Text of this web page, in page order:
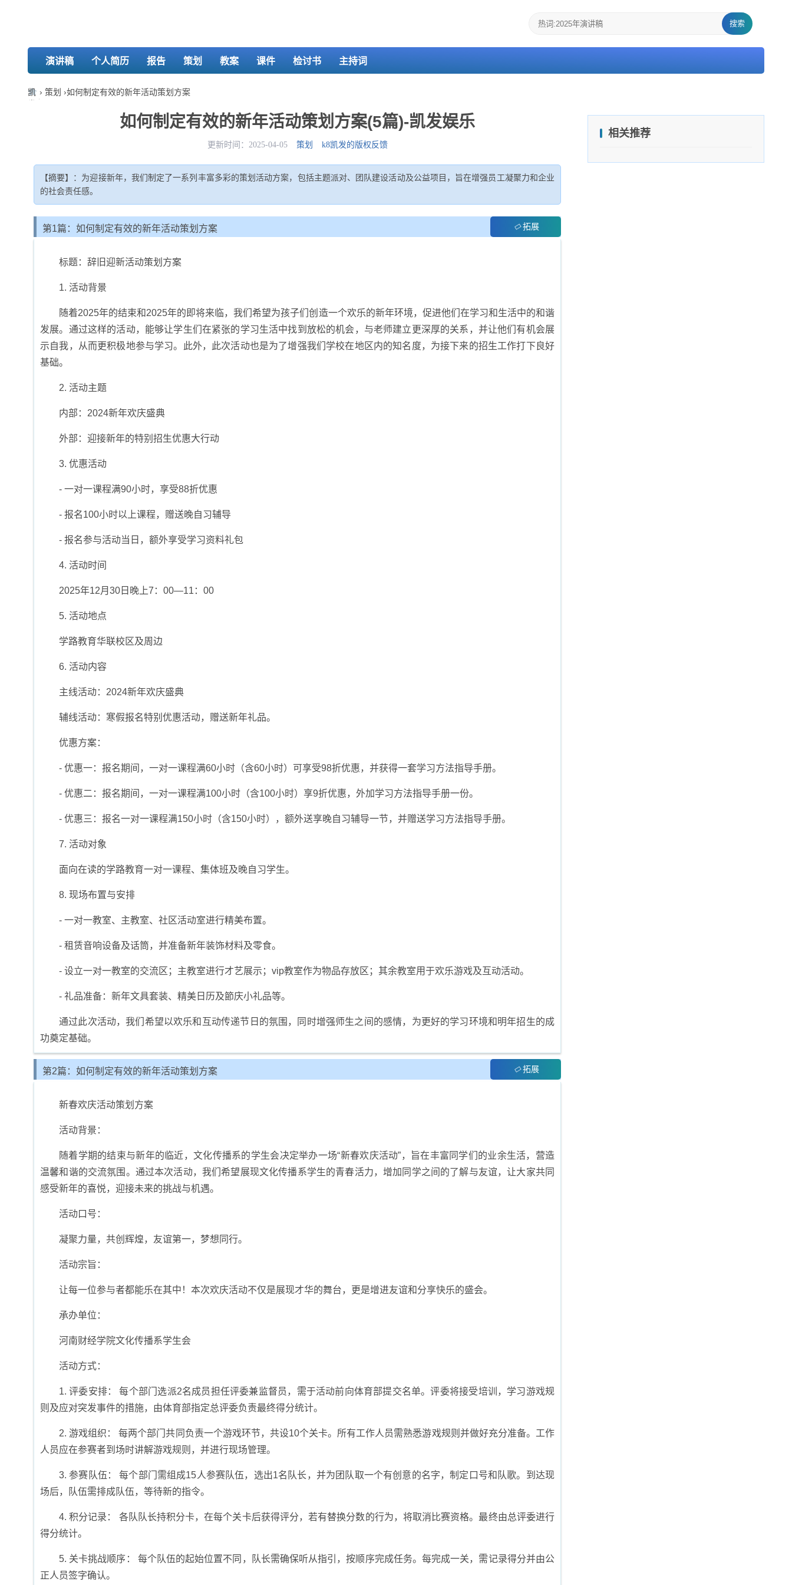
搜索
演讲稿 个人简历 报告 策划 教案 课件 检讨书 主持词
凯 › 策划 ›如何制定有效的新年活动策划方案
如何制定有效的新年活动策划方案(5篇)-凯发娱乐
更新时间：2025-04-05 策划 k8凯发的版权反馈
【摘要】：为迎接新年，我们制定了一系列丰富多彩的策划活动方案，包括主题派对、团队建设活动及公益项目，旨在增强员工凝聚力和企业
的社会责任感。
第1篇：如何制定有效的新年活动策划方案 拓展
标题：辞旧迎新活动策划方案
1. 活动背景
随着2025年的结束和2025年的即将来临，我们希望为孩子们创造一个欢乐的新年环境，促进他们在学习和生活中的和谐
发展。通过这样的活动，能够让学生们在紧张的学习生活中找到放松的机会，与老师建立更深厚的关系，并让他们有机会展
示自我，从而更积极地参与学习。此外，此次活动也是为了增强我们学校在地区内的知名度，为接下来的招生工作打下良好
基础。
2. 活动主题
内部：2024新年欢庆盛典
外部：迎接新年的特别招生优惠大行动
3. 优惠活动
- 一对一课程满90小时，享受88折优惠
- 报名100小时以上课程，赠送晚自习辅导
- 报名参与活动当日，额外享受学习资料礼包
4. 活动时间
2025年12月30日晚上7：00―11：00
5. 活动地点
学路教育华联校区及周边
6. 活动内容
主线活动：2024新年欢庆盛典
辅线活动：寒假报名特别优惠活动，赠送新年礼品。
优惠方案：
- 优惠一：报名期间，一对一课程满60小时（含60小时）可享受98折优惠，并获得一套学习方法指导手册。
- 优惠二：报名期间，一对一课程满100小时（含100小时）享9折优惠，外加学习方法指导手册一份。
- 优惠三：报名一对一课程满150小时（含150小时），额外送享晚自习辅导一节，并赠送学习方法指导手册。
7. 活动对象
面向在读的学路教育一对一课程、集体班及晚自习学生。
8. 现场布置与安排
- 一对一教室、主教室、社区活动室进行精美布置。
- 租赁音响设备及话筒，并准备新年装饰材料及零食。
- 设立一对一教室的交流区；主教室进行才艺展示；vip教室作为物品存放区；其余教室用于欢乐游戏及互动活动。
- 礼品准备：新年文具套装、精美日历及節庆小礼品等。
通过此次活动，我们希望以欢乐和互动传递节日的氛围，同时增强师生之间的感情，为更好的学习环境和明年招生的成
功奠定基础。
第2篇：如何制定有效的新年活动策划方案 拓展
新春欢庆活动策划方案
活动背景：
随着学期的结束与新年的临近，文化传播系的学生会决定举办一场“新春欢庆活动”，旨在丰富同学们的业余生活，营造
温馨和谐的交流氛围。通过本次活动，我们希望展现文化传播系学生的青春活力，增加同学之间的了解与友谊，让大家共同
感受新年的喜悦，迎接未来的挑战与机遇。
活动口号：
凝聚力量，共创辉煌，友谊第一，梦想同行。
活动宗旨：
让每一位参与者都能乐在其中！本次欢庆活动不仅是展现才华的舞台，更是增进友谊和分享快乐的盛会。
承办单位：
河南财经学院文化传播系学生会
活动方式：
1. 评委安排： 每个部门选派2名成员担任评委兼监督员，需于活动前向体育部提交名单。评委将接受培训，学习游戏规
则及应对突发事件的措施，由体育部指定总评委负责最终得分统计。
2. 游戏组织： 每两个部门共同负责一个游戏环节，共设10个关卡。所有工作人员需熟悉游戏规则并做好充分准备。工作
人员应在参赛者到场时讲解游戏规则，并进行现场管理。
3. 参赛队伍： 每个部门需组成15人参赛队伍，选出1名队长，并为团队取一个有创意的名字，制定口号和队歌。到达现
场后，队伍需排成队伍，等待新的指令。
4. 积分记录： 各队队长持积分卡，在每个关卡后获得评分，若有替换分数的行为，将取消比赛资格。最终由总评委进行
得分统计。
5. 关卡挑战顺序： 每个队伍的起始位置不同，队长需确保听从指引，按顺序完成任务。每完成一关，需记录得分并由公
正人员签字确认。
相关推荐